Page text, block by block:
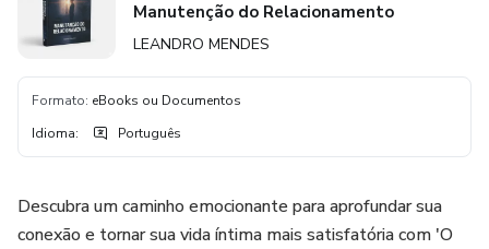
Manutenção do Relacionamento
LEANDRO MENDES
Formato: eBooks ou Documentos
Idioma: Português
Descubra um caminho emocionante para aprofundar sua
conexão e tornar sua vida íntima mais satisfatória com 'O